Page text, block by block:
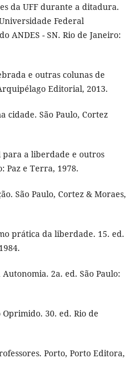
da UFF durante a ditadura.
Federal
ANDES - SN. Rio de Janeiro:
e outras colunas de
Editorial, 2013.
cidade. São Paulo, Cortez
para a liberdade e outros
Paz e Terra, 1978.
São Paulo, Cortez & Moraes,
prática da liberdade. 15. ed.
Autonomia. 2a. ed. São Paulo:
Oprimido. 30. ed. Rio de
Porto, Porto Editora,